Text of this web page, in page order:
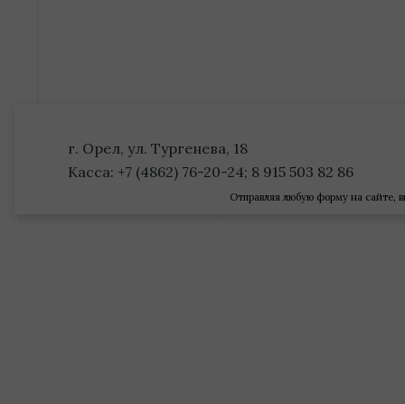
г. Орел, ул. Тургенева, 18
Касса: +7 (4862) 76-20-24; 8 915 503 82 86
Отправляя любую форму на сайте,